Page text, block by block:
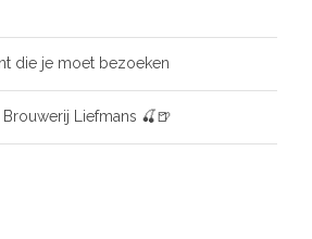
die je moet bezoeken
Liefmans 🍒🍺